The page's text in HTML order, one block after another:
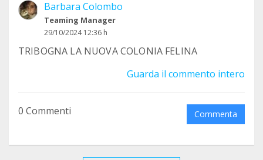
Barbara Colombo
Teaming Manager
29/10/2024 12:36 h
TRIBOGNA LA NUOVA COLONIA FELINA
Guarda il commento intero
0 Commenti Commenta